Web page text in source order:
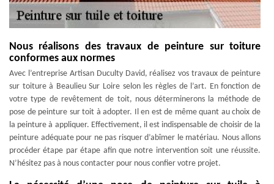
Nous réalisons des travaux de peinture sur toiture
conformes aux normes
Avec l’entreprise Artisan Duculty David, réalisez vos travaux de peinture
sur toiture à Beaulieu Sur Loire selon les règles de l’art. En fonction de
votre type de revêtement de toit, nous déterminerons la méthode de
pose de peinture sur toit à adopter. Il en est de même quant au choix de
la peinture à appliquer. Effectivement, il est indispensable de choisir de la
peinture adéquate pour ne pas risquer d’abîmer le matériau. Nous allons
procéder étape par étape afin que notre intervention soit une réussite.
N’hésitez pas à nous contacter pour nous confier votre projet.